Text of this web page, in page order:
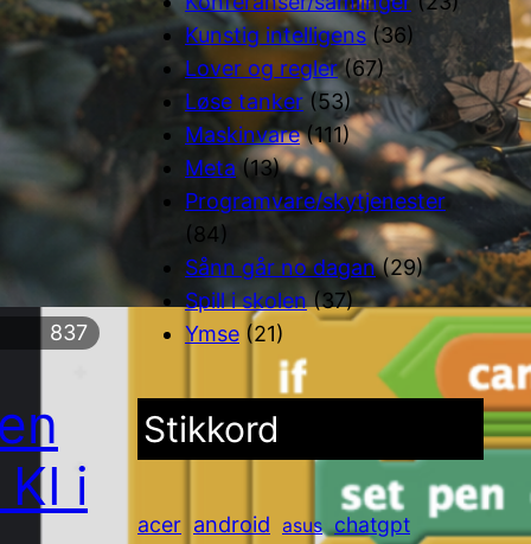
837
i
Kunstig intelligens(36)
Lover og regler(67)
Løse tanker (53)
Maskinvare(111)
Meta (13)
Programvare/skytjenester
(84)
Sånn går no dagan(29)
Spill i skolen (37)
Ymse (21)
Stikkord
acer android asus chatgpt